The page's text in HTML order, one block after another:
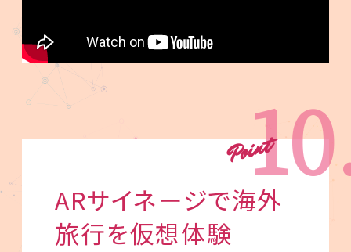
ARサイネージで海外
旅行を仮想体験